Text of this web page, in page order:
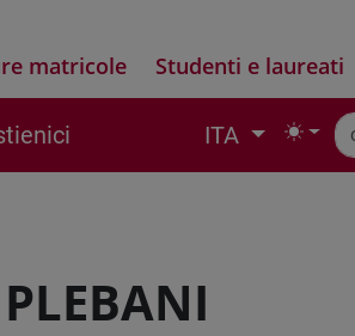
matricole Studenti e laureati
ITA